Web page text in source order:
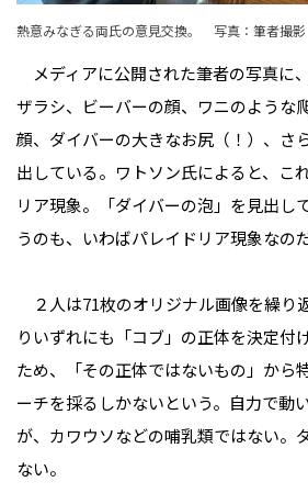
熱意みなぎる両氏の意見交換。 写真：筆者撮影
メディアに公開された筆者の写真に
ザラシ、ビーバーの顔、ワニのような
顔、ダイバーの大きなお尻（！）、さ
出している。ワトソン氏によると、こ
リア現象。「ダイバーの泡」を見出し
うのも、いわばパレイドリア現象なの
２人は71枚のオリジナル画像を繰り
りいずれにも「コブ」の正体を決定付
ため、「その正体ではないもの」から
ーチを採るしかないという。自力で動
が、カワウソなどの哺乳類ではない。
ない。